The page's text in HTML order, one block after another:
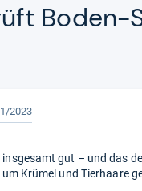
Boden-​
2023
gut – und das
Krümel und Tierhaare